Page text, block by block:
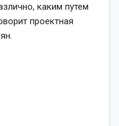
каким путем
проектная